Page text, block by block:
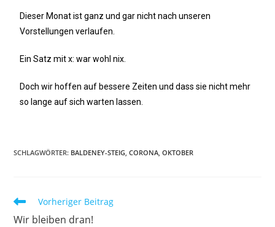
Dieser Monat ist ganz und gar nicht nach unseren
Vorstellungen verlaufen.
Ein Satz mit x: war wohl nix.
Doch wir hoffen auf bessere Zeiten und dass sie nicht mehr
so lange auf sich warten lassen.
SCHLAGWÖRTER: BALDENEY-STEIG, CORONA, OKTOBER
Vorheriger Beitrag
Wir bleiben dran!